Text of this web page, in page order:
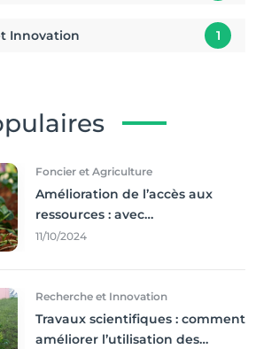
Innovation 1
Foncier et Agriculture
Amélioration de l’accès aux
ressources : avec
l'incontournable ’agriculture
11/10/2024
Recherche et Innovation
Travaux scientifiques : comment
améliorer l’utilisation des